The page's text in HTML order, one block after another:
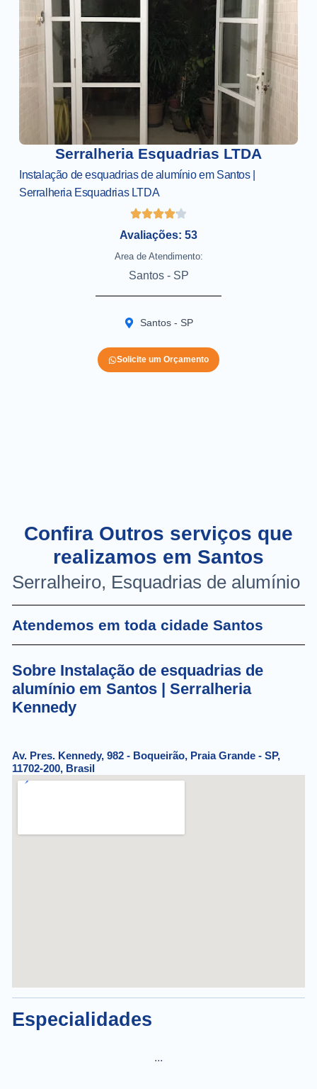
Serralheria Esquadrias LTDA
Instalação de esquadrias de alumínio em Santos |
Serralheria Esquadrias LTDA
Avaliações: 53
Area de Atendimento:
Santos - SP
Santos - SP
Solicite um Orçamento
Confira Outros serviços que
realizamos em Santos
Serralheiro, Esquadrias de alumínio
Atendemos em toda cidade Santos
Sobre Instalação de esquadrias de
alumínio em Santos | Serralheria
Kennedy
Av. Pres. Kennedy, 982 - Boqueirão, Praia Grande - SP,
11702-200, Brasil
Especialidades
...